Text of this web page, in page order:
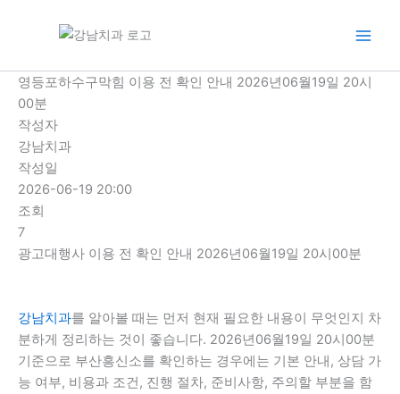
로 영등포하수구막힘 이용 전 확인 안내 2026년06월19일 20시
00분
작성자
강남치과
작성일
2026-06-19 20:00
조회
7
광고대행사 이용 전 확인 안내 2026년06월19일 20시00분
강남치과를 알아볼 때는 먼저 현재 필요한 내용이 무엇인지 차
분하게 정리하는 것이 좋습니다. 2026년06월19일 20시00분
기준으로 부산흥신소를 확인하는 경우에는 기본 안내, 상담 가
능 여부, 비용과 조건, 진행 절차, 준비사항, 주의할 부분을 함